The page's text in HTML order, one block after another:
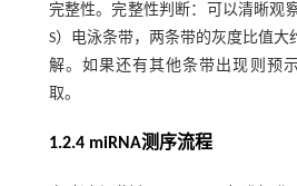
完整性。完整性判断：可以清晰观
S）电泳条带，两条带的灰度比值大
解。如果还有其他条带出现则预
取。
1.2.4 miRNA测序流程